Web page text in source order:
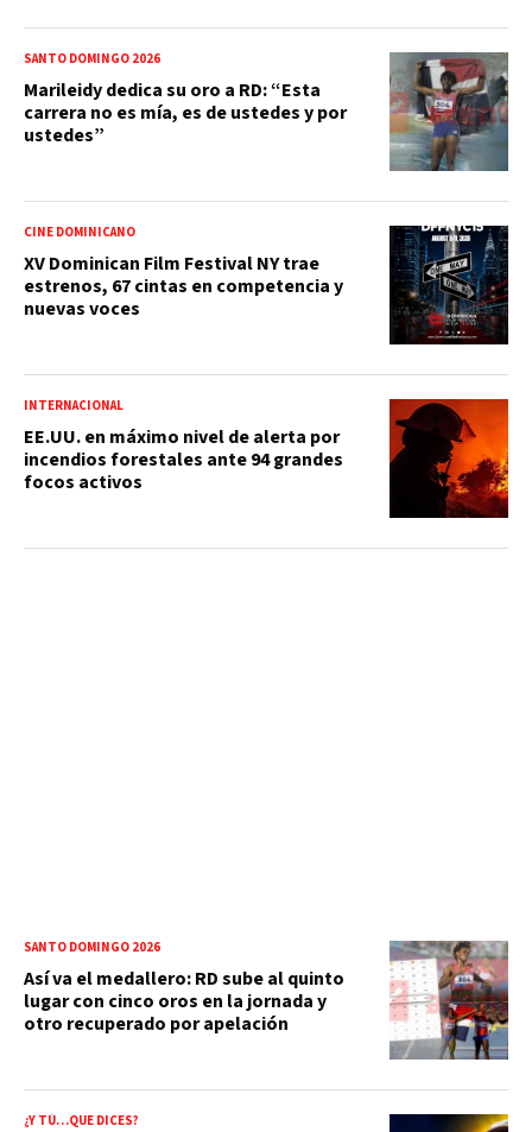
SANTO DOMINGO 2026
Marileidy dedica su oro a RD: “Esta
carrera no es mía, es de ustedes y por
ustedes”
CINE DOMINICANO
XV Dominican Film Festival NY trae
estrenos, 67 cintas en competencia y
nuevas voces
INTERNACIONAL
EE.UU. en máximo nivel de alerta por
incendios forestales ante 94 grandes
focos activos
SANTO DOMINGO 2026
Así va el medallero: RD sube al quinto
lugar con cinco oros en la jornada y
otro recuperado por apelación
¿Y TÚ…QUE DICES?